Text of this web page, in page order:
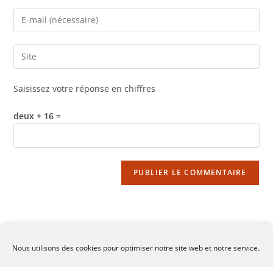
Nous utilisons des cookies pour optimiser notre site web et notre service.
name
comment
Enter
your
email
address
comment
Saisir
l’URL
site
(facultatif)
Saisissez votre réponse en chiffres
deux + 16 =